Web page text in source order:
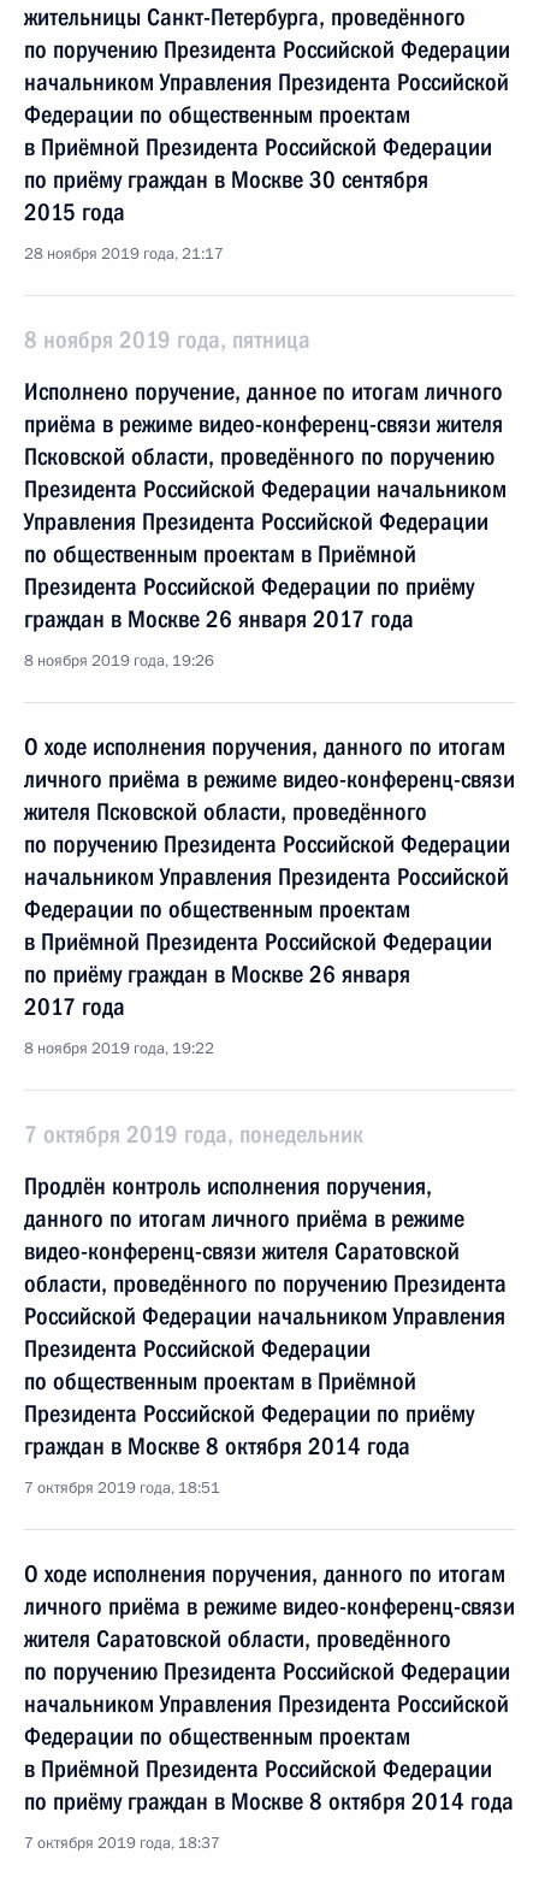
жительницы Санкт-Петербурга, проведённого
по поручению Президента Российской Федерации
начальником Управления Президента Российской
Федерации по общественным проектам
в Приёмной Президента Российской Федерации
по приёму граждан в Москве 30 сентября
2015 года
28 ноября 2019 года, 21:17
8 ноября 2019 года, пятница
Исполнено поручение, данное по итогам личного
приёма в режиме видео-конференц-связи жителя
Псковской области, проведённого по поручению
Президента Российской Федерации начальником
Управления Президента Российской Федерации
по общественным проектам в Приёмной
Президента Российской Федерации по приёму
граждан в Москве 26 января 2017 года
8 ноября 2019 года, 19:26
О ходе исполнения поручения, данного по итогам
личного приёма в режиме видео-конференц-связи
жителя Псковской области, проведённого
по поручению Президента Российской Федерации
начальником Управления Президента Российской
Федерации по общественным проектам
в Приёмной Президента Российской Федерации
по приёму граждан в Москве 26 января
2017 года
8 ноября 2019 года, 19:22
7 октября 2019 года, понедельник
Продлён контроль исполнения поручения,
данного по итогам личного приёма в режиме
видео-конференц-связи жителя Саратовской
области, проведённого по поручению Президента
Российской Федерации начальником Управления
Президента Российской Федерации
по общественным проектам в Приёмной
Президента Российской Федерации по приёму
граждан в Москве 8 октября 2014 года
7 октября 2019 года, 18:51
О ходе исполнения поручения, данного по итогам
личного приёма в режиме видео-конференц-связи
жителя Саратовской области, проведённого
по поручению Президента Российской Федерации
начальником Управления Президента Российской
Федерации по общественным проектам
в Приёмной Президента Российской Федерации
по приёму граждан в Москве 8 октября 2014 года
7 октября 2019 года, 18:37